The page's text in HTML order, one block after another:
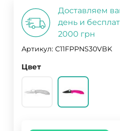
Доставляем
день и
2000 грн
Артикул: C11FPPNS30VBK
Цвет